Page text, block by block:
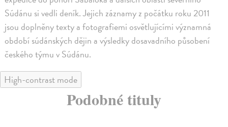
Súdánu si vedli deník. Jejich záznamy z počátku roku 2011
jsou doplněny texty a fotografiemi osvětlujícími významná
období súdánských dějin a výsledky dosavadního působení
českého týmu v Súdánu.
High-contrast mode
Podobné tituly